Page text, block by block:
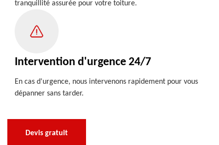
tranquillité assurée pour votre toiture.
Intervention d'urgence 24/7
En cas d'urgence, nous intervenons rapidement pour vous
dépanner sans tarder.
Devis gratuit